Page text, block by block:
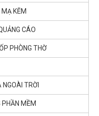
KẼM
CÁO
PHÒNG THỜ
TRỜI
PHẦN MỀM